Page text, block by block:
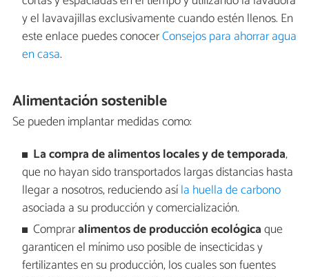
y el lavavajillas exclusivamente cuando estén llenos. En
este enlace puedes conocerConsejos para ahorrar agua
en casa.
Alimentación sostenible
Se pueden implantar medidas como:
La compra de alimentos locales y de temporada,
que no hayan sido transportados largas distancias hasta
llegar a nosotros, reduciendo asíla huella de carbono
asociada a su producción y comercialización.
Compraralimentos de producción ecológicaque
garanticen el mínimo uso posible de insecticidas y
fertilizantes en su producción, los cuales son fuentes